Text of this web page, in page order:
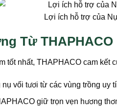
Lợi ích hỗ trợ của
Từ THAPHACO
tốt nhất, THAPHACO cam kết
vối tươi từ các vùng trồng uy
giữ trọn vẹn hương